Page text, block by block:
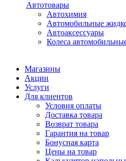
Автотовары
Автохимия
Автомобильные
Автоаксессуары
Колеса
Магазины
Акции
Услуги
Для клиентов
Условия оплаты
Доставка товара
Возврат товара
Гарантия на товар
Бонусная карта
Цены на товар